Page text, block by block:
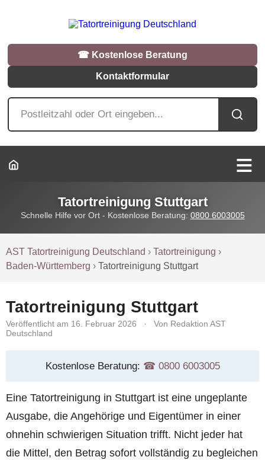
☎︎ Kostenlose Beratung
Kontaktformular
Tatortreinigung Stuttgart
Schnelle Hilfe vor Ort - Kostenlose Beratung: 0800 6003005
AST Tatortreinigung Deutschland ›Tatortreinigung ›
Baden-Württemberg ›Tatortreinigung Stuttgart
Tatortreinigung Stuttgart
Veröffentlicht am 16. Februar 2026 ·
Von Redaktion AST
Deutschland
Kostenlose Beratung: ☎︎ 0800 6003005
Eine Tatortreinigung in Stuttgart ist eine ungeplante
Ausgabe, die Angehörige und Eigentümer in einer
ohnehin schwierigen Situation trifft. Nicht jeder hat
die Mittel, den Betrag sofort vollständig zu begleichen